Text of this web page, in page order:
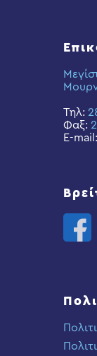
Τηλ:
Φαξ:
E-mail: